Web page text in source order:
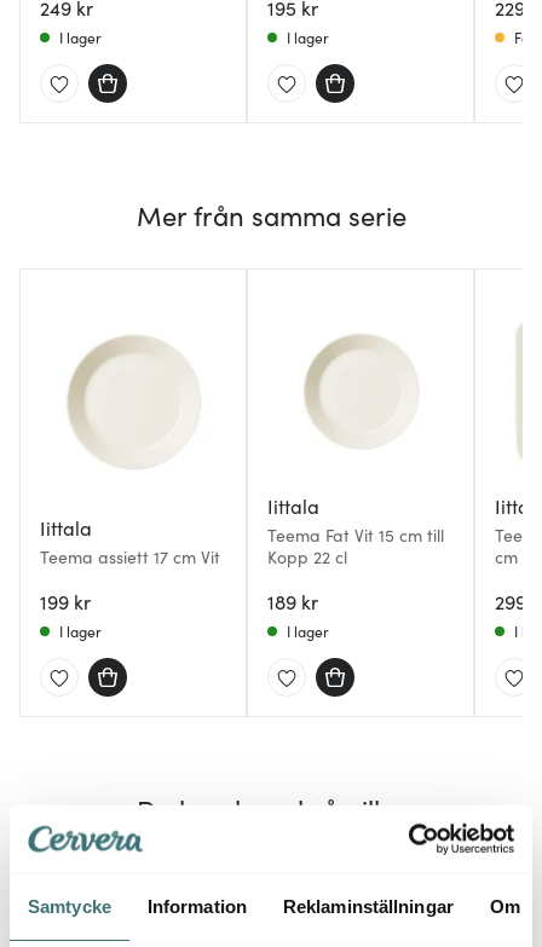
Samtycke Information Reklaminställningar Om
249 kr
I lager
195 kr
I lager
229
Få
Mer från samma serie
Iittala
Teema assiett 17 cm Vit
199 kr
I lager
Iittala
Teema Fat Vit 15 cm till
Kopp 22 cl
189 kr
I lager
cm Vit
299
I
Du kanske också gillar